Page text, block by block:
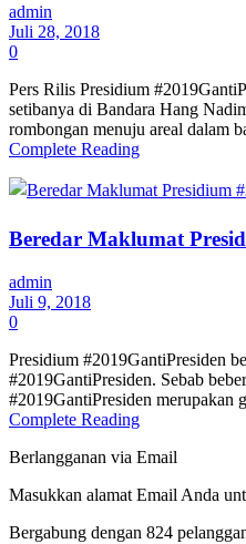
admin
Juli 28, 2018
0
Pers Rilis Presidium
setibanya di Bandara Hang
rombongan menuju areal dalam
Complete Reading
Beredar Maklumat
admin
Juli 9, 2018
0
Presidium #2019GantiPresiden
#2019GantiPresiden. Sebab
#2019GantiPresiden merupakan
Complete Reading
Berlangganan via Email
Masukkan alamat Email Anda
Bergabung dengan 824